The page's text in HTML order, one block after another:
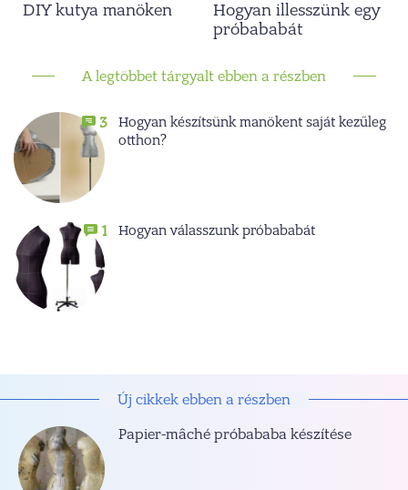
DIY kutya manöken
Hogyan illesszünk egy
próbababát
A legtöbbet tárgyalt ebben a részben
3
Hogyan készítsünk manökent saját kezűleg
otthon?
1 Hogyan válasszunk próbababát
Új cikkek ebben a részben
Papier-mâché próbababa készítése